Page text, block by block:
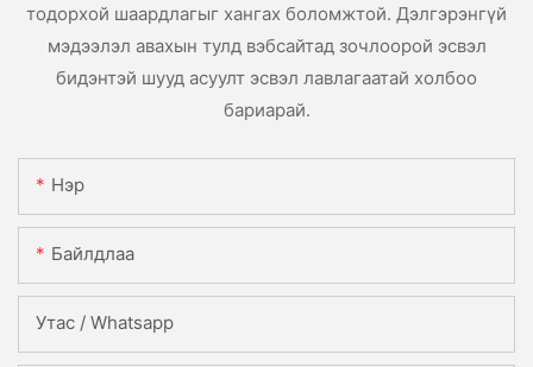
тодорхой шаардлагыг хангах боломжтой. Дэлгэрэнгүй
мэдээлэл авахын тулд вэбсайтад зочлоорой эсвэл
бидэнтэй шууд асуулт эсвэл лавлагаатай холбоо
бариарай.
Нэр
Байлдлаа
Утас / Whatsapp